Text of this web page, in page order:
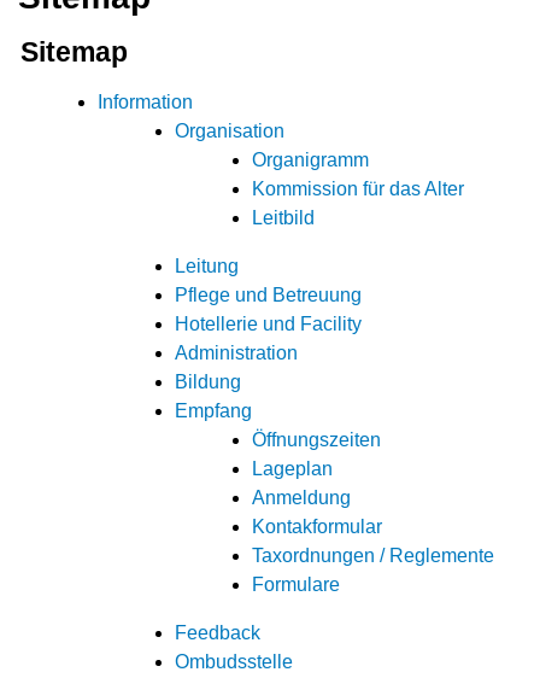
Sitemap
Information
Organisation
Organigramm
Kommission für das Alter
Leitbild
Leitung
Pflege und Betreuung
Hotellerie und Facility
Administration
Bildung
Empfang
Öffnungszeiten
Lageplan
Anmeldung
Kontakformular
Taxordnungen / Reglemente
Formulare
Feedback
Ombudsstelle